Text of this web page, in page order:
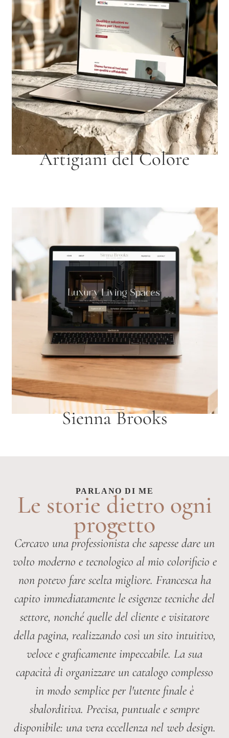
Artigiani del Colore
Sienna Brooks
PARLANO DI ME
Le storie dietro ogni
progetto
Cercavo una professionista che sapesse dare un
volto moderno e tecnologico al mio colorificio e
non potevo fare scelta migliore. Francesca ha
capito immediatamente le esigenze tecniche del
settore, nonché quelle del cliente e visitatore
della pagina, realizzando così un sito intuitivo,
veloce e graficamente impeccabile. La sua
capacità di organizzare un catalogo complesso
in modo semplice per l'utente finale è
sbalorditiva. Precisa, puntuale e sempre
disponibile: una vera eccellenza nel web design.